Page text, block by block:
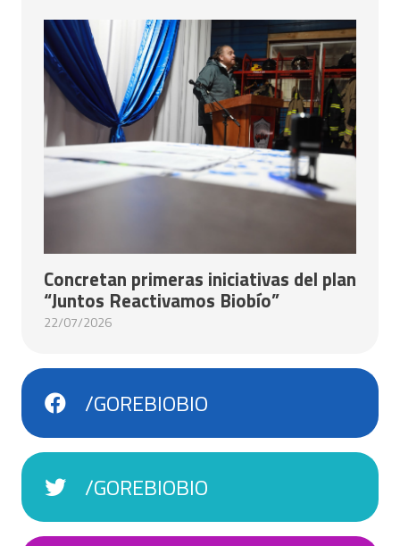
Concretan primeras iniciativas del plan
“Juntos Reactivamos Biobío”
22/07/2026
/GOREBIOBIO
/GOREBIOBIO